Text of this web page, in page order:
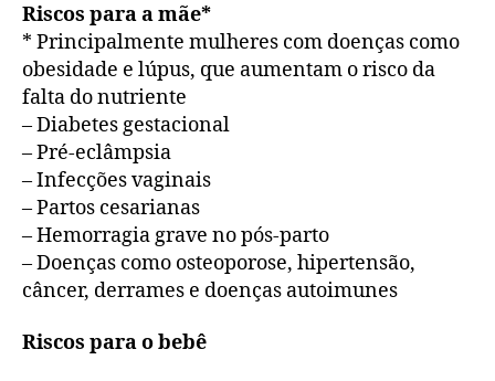
Riscos para a mãe*
* Principalmente mulheres com doenças como
obesidade e lúpus, que aumentam o risco da
falta do nutriente
– Diabetes gestacional
– Pré-eclâmpsia
– Infecções vaginais
– Partos cesarianas
– Hemorragia grave no pós-parto
– Doenças como osteoporose, hipertensão,
câncer, derrames e doenças autoimunes
Riscos para o bebê